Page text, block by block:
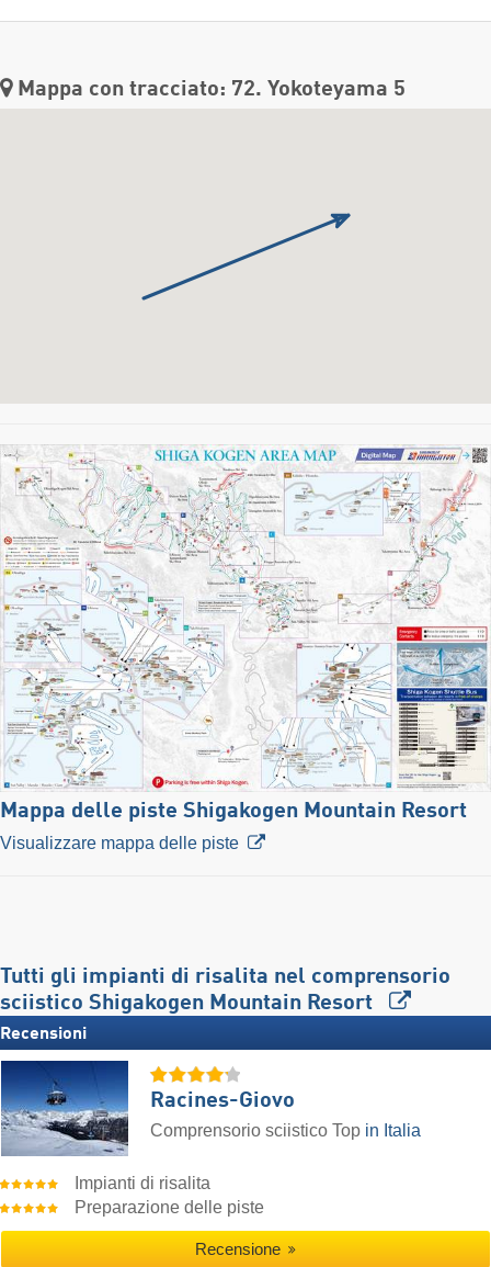
Mappa con tracciato: 72. Yokoteyama 5
Mappa delle piste Shigakogen Mountain Resort
Visualizzare mappa delle piste
Tutti gli impianti di risalita nel comprensorio
sciistico Shigakogen Mountain Resort
Recensioni
Racines-Giovo
Comprensorio sciistico Top in Italia
Impianti di risalita
Preparazione delle piste
Recensione